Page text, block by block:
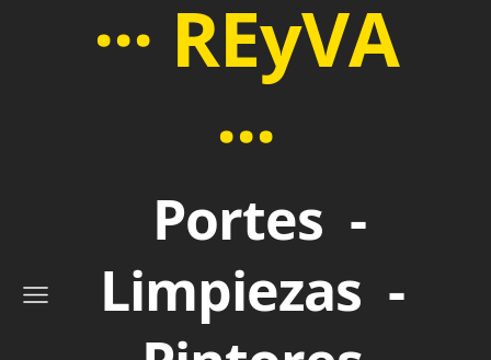
··· REyVA
···
Portes -
Limpiezas -